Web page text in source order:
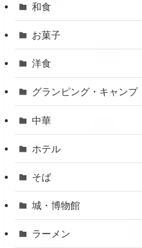
和食
お菓子
洋食
グランピング・キャンプ
中華
ホテル
そば
城・博物館
ラーメン